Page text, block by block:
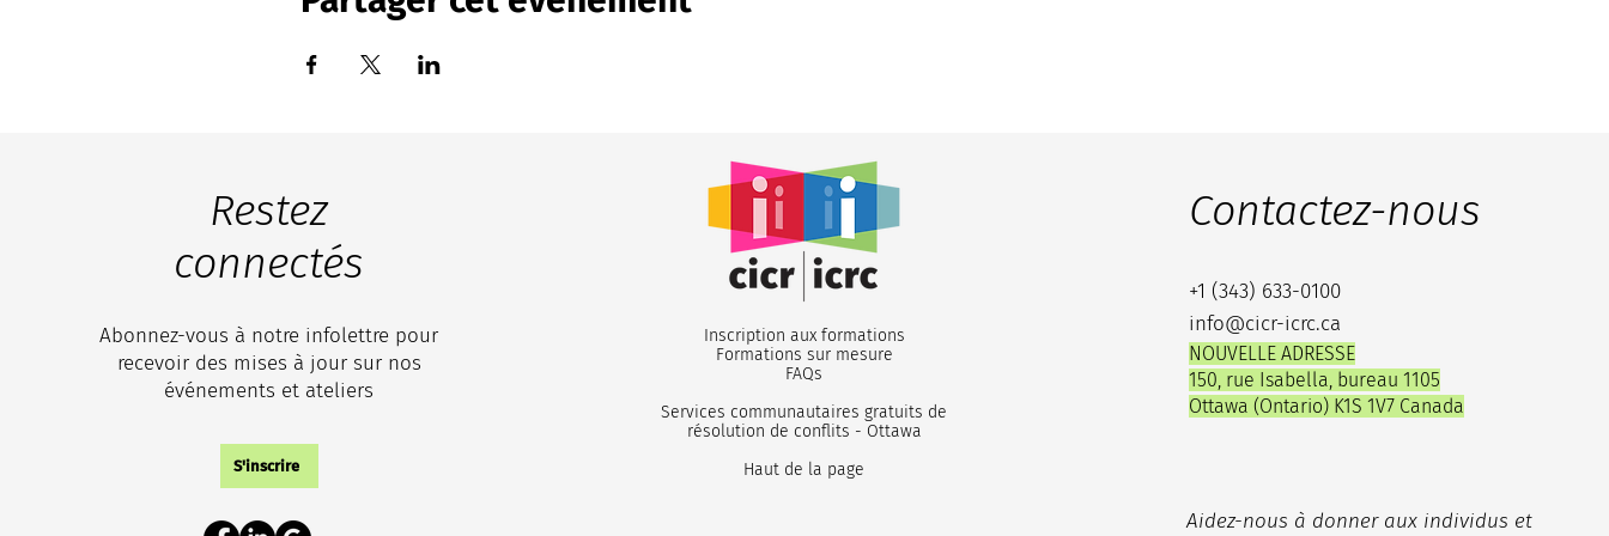
Restez
connectés
Abonnez-vous à notre infolettre pour
recevoir des mises à jour sur nos
événements et ateliers
S'inscrire
Inscription aux formations
Formations sur mesure
FAQs
Services communautaires gratuits de
résolution de conflits - Ottawa
Haut de la page
Contactez-nous
+1 (343) 633-0100
info@cicr-icrc.ca
NOUVELLE ADRESSE
150, rue Isabella, bureau 1105
Ottawa (Ontario) K1S 1V7 Canada
Aidez-nous à donner aux individus et